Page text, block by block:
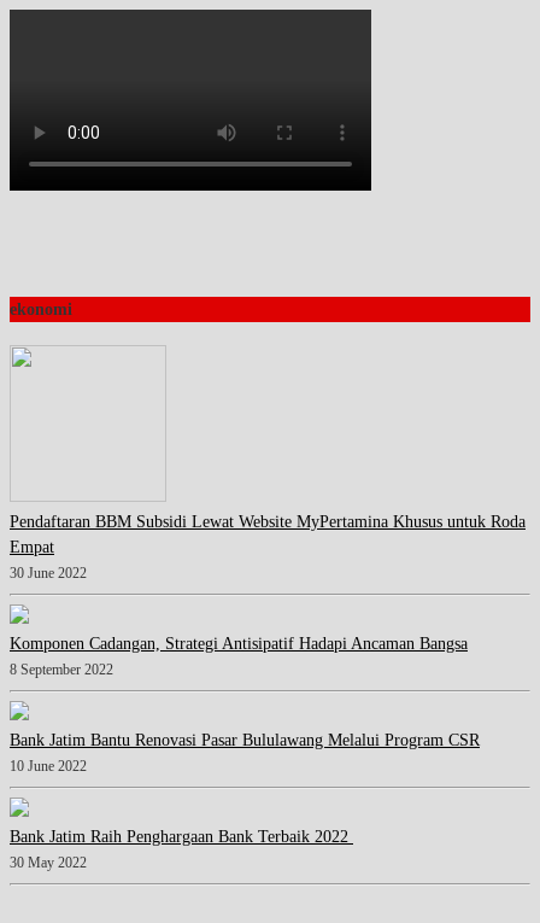
ekonomi
Pendaftaran BBM Subsidi Lewat Website MyPertamina Khusus untuk Roda
Empat
30 June 2022
Komponen Cadangan, Strategi Antisipatif Hadapi Ancaman Bangsa
8 September 2022
Bank Jatim Bantu Renovasi Pasar Bululawang Melalui Program CSR
10 June 2022
Bank Jatim Raih Penghargaan Bank Terbaik 2022
30 May 2022